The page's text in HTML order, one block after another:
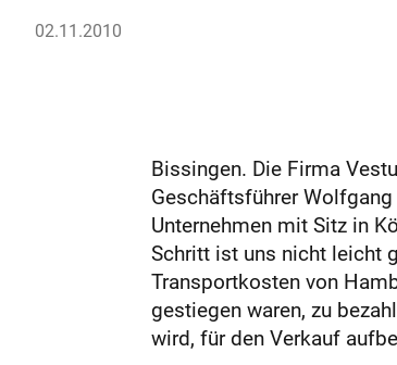
02.11.2010
Bissingen. Die Firma
Geschäftsführer
Unternehmen mit Sitz in
Schritt ist uns nicht leicht
Transportkosten von
gestiegen waren, zu
wird, für den Verkauf